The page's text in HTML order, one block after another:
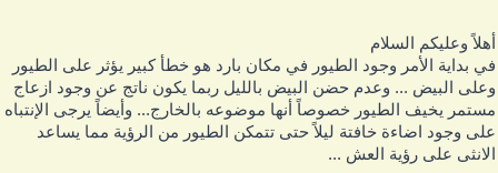
وعليكم السلام
بداية الأمر وجود الطيور في مكان بارد هو خطأ كبير يؤثر على الطيور
البيض ... وعدم حضن البيض بالليل ربما يكون ناتج عن وجود ازعاج
يخيف الطيور خصوصاً أنها موضوعه بالخارج... وأيضاً يرجى الإنتباه
وجود اضاءة خافتة ليلاً حتى تتمكن الطيور من الرؤية مما يساعد
على رؤية العش ...